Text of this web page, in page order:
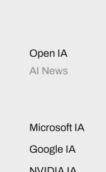
Open IA
AI News
Microsoft IA
Google IA